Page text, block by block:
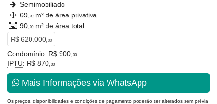
Semimobiliado
69, 00m² de área privativa
90, 00m² de área total
R$ 620.000, 00
Condomínio: R$ 900, 00
IPTU: R$ 870, 00
Mais Informações via WhatsApp
Os preços, disponibilidades e condições de pagamento poderão ser alterados sem prévia